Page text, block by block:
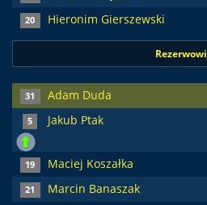
20 Hieronim Gierszewski
Rezerwowi
31 Adam Duda
5 Jakub Ptak
19 Maciej Koszałka
21 Marcin Banaszak